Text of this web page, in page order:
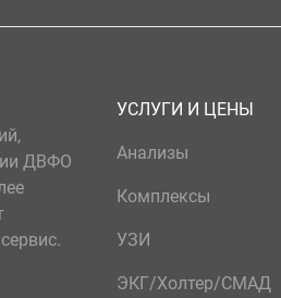
ДВФО
УСЛУГИ И ЦЕНЫ
Анализы
Комплексы
УЗИ
ЭКГ/Холтер/СМАД